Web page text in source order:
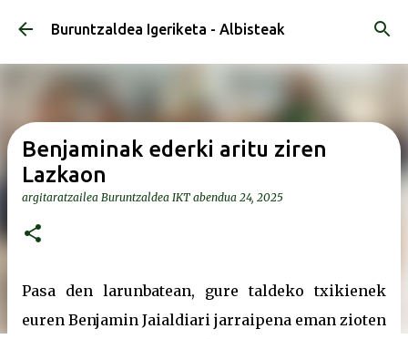
Saltatu eta joan eduki nagusira
Buruntzaldea Igeriketa - Albisteak
Benjaminak ederki aritu ziren
Lazkaon
argitaratzailea Buruntzaldea IKT abendua 24, 2025
Pasa den larunbatean, gure taldeko txikienek
euren Benjamin Jaialdiari jarraipena eman zioten